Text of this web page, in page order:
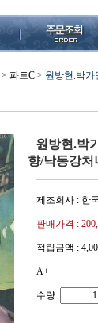
> 파트C > 원방현.박
원방현.박
향/낙동강처
제조회사 : 한
판매가격 :
적립금액 :
A+
수량